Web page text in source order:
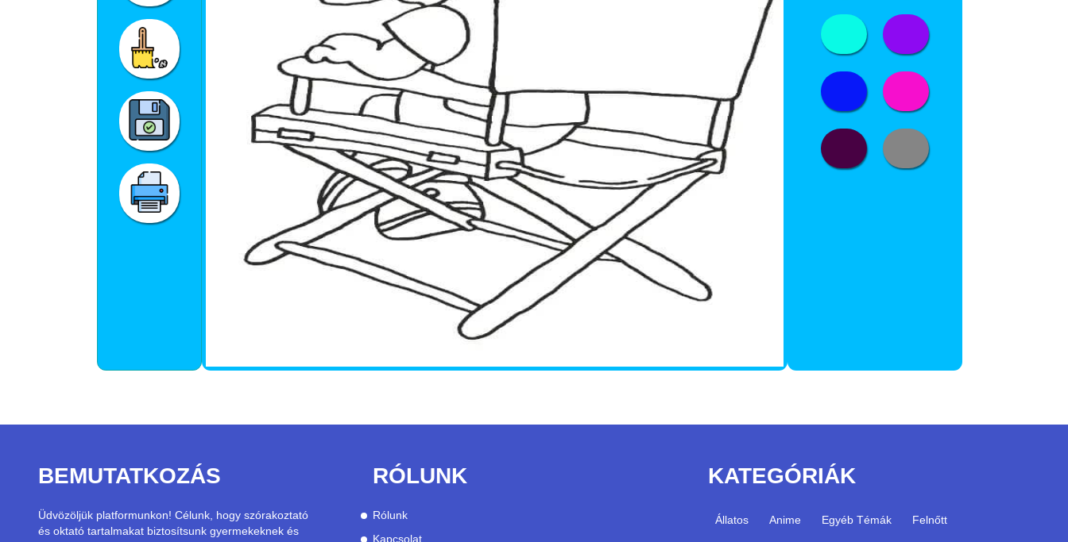
BEMUTATKOZÁS
Üdvözöljük platformunkon! Célunk, hogy szórakoztató
és oktató tartalmakat biztosítsunk gyermekeknek és
RÓLUNK
Rólunk
Kapcsolat
KATEGÓRIÁK
Állatos Anime Egyéb Témák Felnőtt